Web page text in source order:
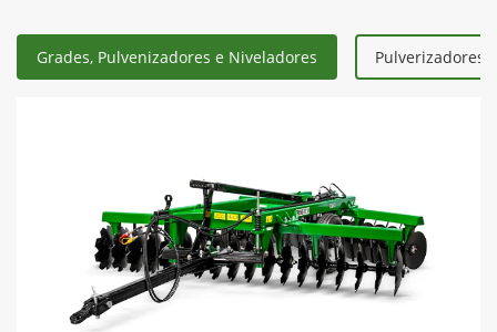
Grades, Pulvenizadores e Niveladores Pulverizadores